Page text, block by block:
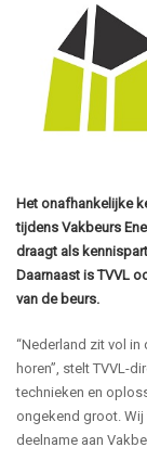
Het onafhankelijke
tijdens Vakbeurs
draagt als
Daarnaast is TVVL
van de beurs.
“Nederland zit vol
horen”, stelt TVVL-
technieken en
ongekend groot.
deelname aan